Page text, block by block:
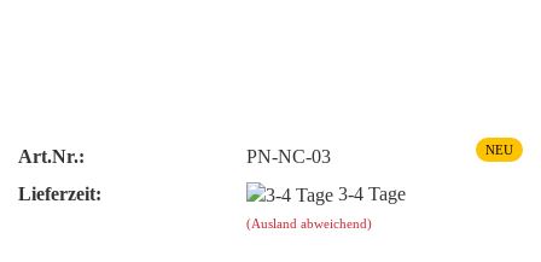
NEU
Art.Nr.:
PN-NC-03
Lieferzeit:
3-4 Tage
(Ausland abweichend)